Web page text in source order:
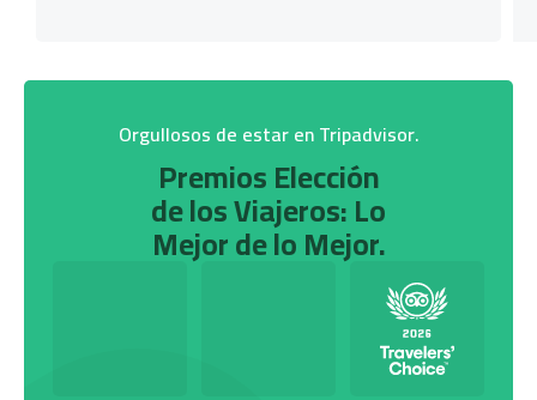
Orgullosos de estar en Tripadvisor.
Premios Elección
de los Viajeros: Lo
Mejor de lo Mejor.